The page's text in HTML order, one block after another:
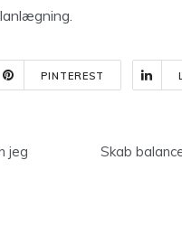
PINTEREST
jeg
Skab